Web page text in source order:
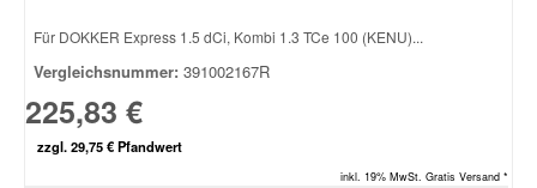
Für DOKKER Express 1.5 dCi, Kombi 1.3 TCe 100 (KENU)...
Vergleichsnummer: 391002167R
225,83 €
zzgl. 29,75 € Pfandwert
inkl. 19% MwSt. Gratis Versand *